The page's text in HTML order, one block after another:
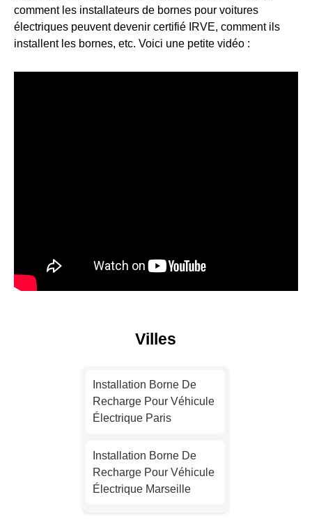
comment les installateurs de bornes pour voitures
électriques peuvent devenir certifié IRVE, comment ils
installent les bornes, etc. Voici une petite vidéo :
Villes
Installation Borne De
Recharge Pour Véhicule
Électrique Paris
Installation Borne De
Recharge Pour Véhicule
Électrique Marseille